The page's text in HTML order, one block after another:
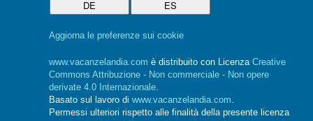
DE
ES
Aggiorna le preferenze sui cookie
www.vacanzelandia.com è distribuito con Licenza Creative
Commons Attribuzione - Non commerciale - Non opere
derivate 4.0 Internazionale
Basato sul lavoro di www.vacanzelandia.com
Permessi ulteriori rispetto alle finalità della presente licenza